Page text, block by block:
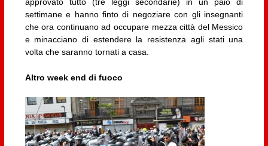
settimane e hanno finto di negoziare con gli insegnanti
che ora continuano ad occupare mezza città del Messico
e minacciano di estendere la resistenza agli stati una
volta che saranno tornati a casa.
Altro week end di fuoco